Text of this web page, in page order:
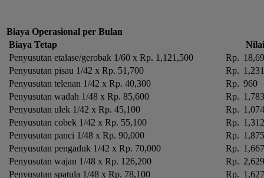
Biaya Operasional per Bulan
Biaya Tetap
Nilai
Penyusutan etalase/gerobak 1/60 x Rp. 1,121,500
Rp.
Penyusutan pisau 1/42 x Rp. 51,700
Rp. 1,231
Penyusutan telenan 1/42 x Rp. 40,300
Rp. 960
Penyusutan wadah 1/48 x Rp. 85,600
Rp. 1,783
Penyusutan ulek 1/42 x Rp. 45,100
Rp. 1,074
Penyusutan cobek 1/42 x Rp. 55,100
Rp. 1,312
Penyusutan panci 1/48 x Rp. 90,000
Rp. 1,875
Penyusutan pengaduk 1/42 x Rp. 70,000
Rp. 1,667
Penyusutan wajan 1/48 x Rp. 126,200
Rp. 2,629
Penyusutan spatula 1/48 x Rp. 78,100
Rp. 1,627